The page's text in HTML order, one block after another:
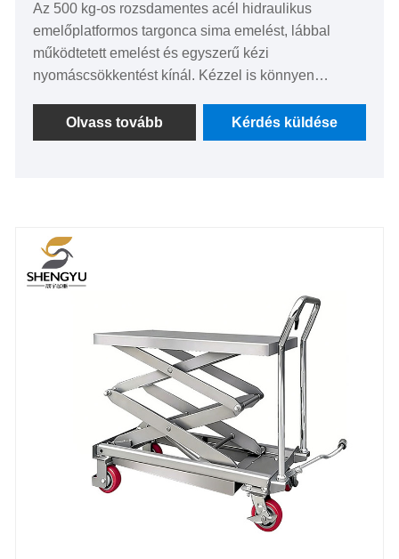
Az 500 kg-os rozsdamentes acél hidraulikus
emelőplatformos targonca sima emelést, lábbal
működtetett emelést és egyszerű kézi
nyomáscsökkentést kínál. Kézzel is könnyen
üzem platformos teherautói különféle alkalmakra
alkalmasak, és a felhasználói igények szerint
Olvass tovább Kérdés küldése